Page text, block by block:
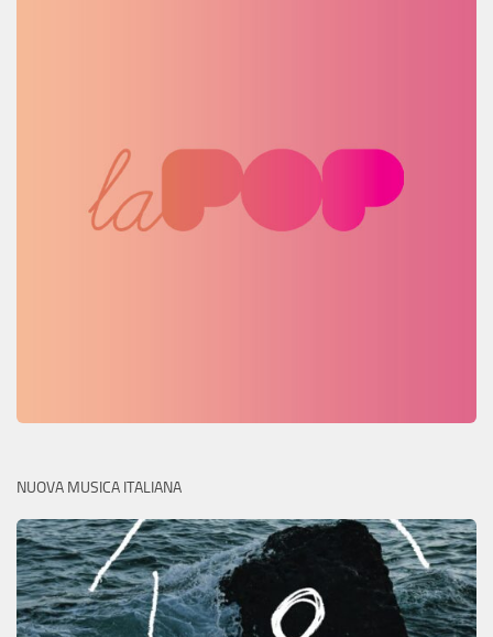
NUOVA MUSICA ITALIANA